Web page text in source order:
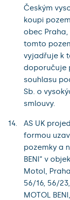
Českým
koupi
obec
tomto
vyjadřuje k
doporučuje
souhlasu
Sb. o
smlouvy.
AS UK
formou
pozemky a
BENI“ v
Motol,
56/16, 56/
MOTOL